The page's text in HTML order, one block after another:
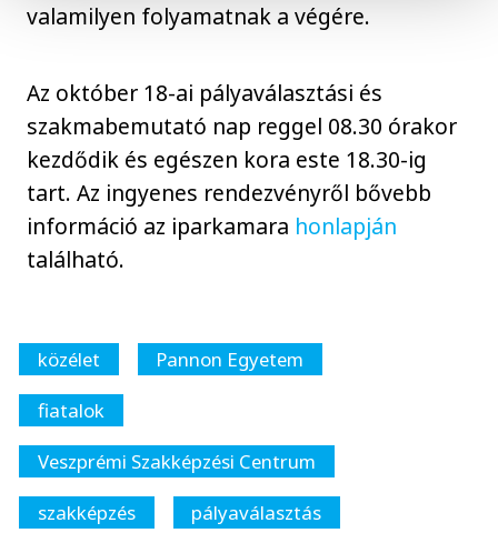
valamilyen folyamatnak a végére.
Az október 18-ai pályaválasztási és
szakmabemutató nap reggel 08.30 órakor
kezdődik és egészen kora este 18.30-ig
tart. Az ingyenes rendezvényről bővebb
információ az iparkamara honlapján
található.
közélet
Pannon Egyetem
fiatalok
Veszprémi Szakképzési Centrum
szakképzés
pályaválasztás